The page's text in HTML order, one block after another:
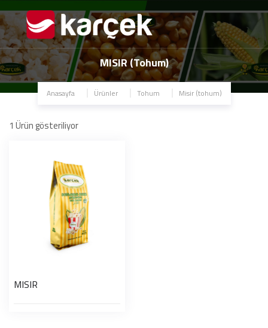
MISIR (Tohum)
Anasayfa Ürünler Tohum Misir (tohum)
1 Ürün gösteriliyor
MISIR